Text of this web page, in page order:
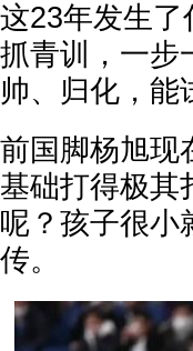
这23年发生
抓青训，一步
帅、归化，能
前国脚杨旭现
基础打得极其
呢？孩子很小
传。